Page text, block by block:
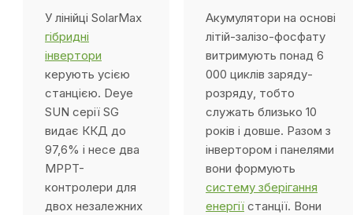
У лінійці SolarMax
гібридні
інвертори
керують усією
станцією. Deye
SUN серії SG
видає ККД до
97,6% і несе два
MPPT-
контролери для
двох незалежних
Акумулятори на основі
літій-залізо-фосфату
витримують понад 6
000 циклів заряду-
розряду, тобто
служать близько 10
років і довше. Разом з
інвертором і панелями
вони формують
систему зберігання
енергії станції. Вони